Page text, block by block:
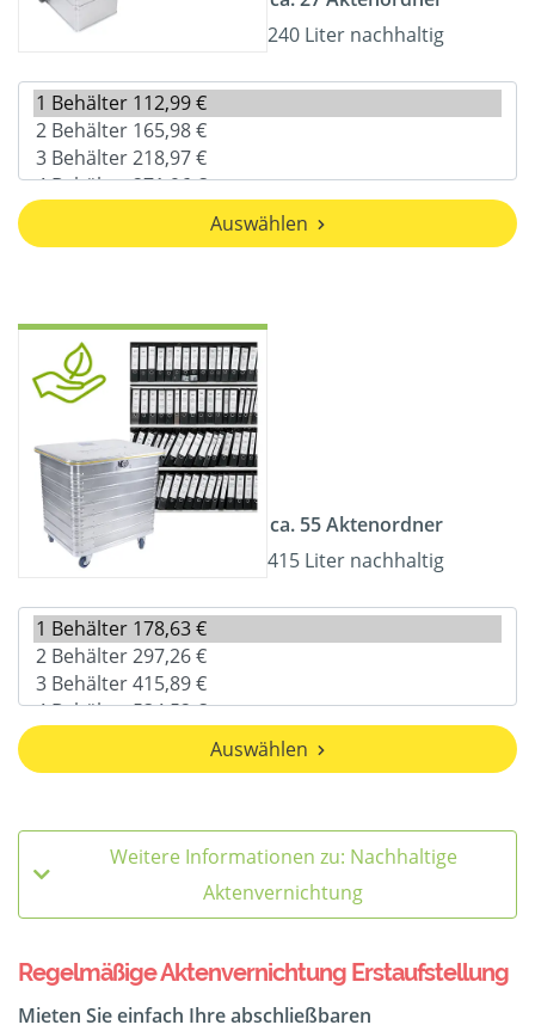
240 Liter nachhaltig
Auswählen
ca. 55 Aktenordner
415 Liter nachhaltig
Auswählen
Weitere Informationen zu: Nachhaltige
Aktenvernichtung
Regelmäßige Aktenvernichtung Erstaufstellung
Mieten Sie einfach Ihre abschließbaren